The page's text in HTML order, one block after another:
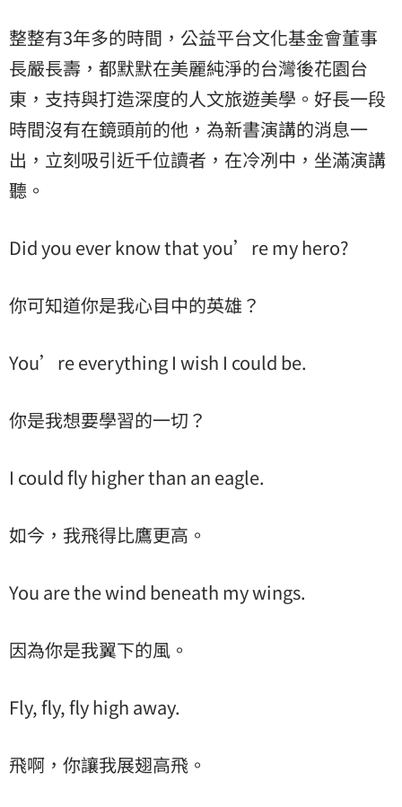
整整有3年多的時間，公益平台文化基金會董事
長嚴長壽，都默默在美麗純淨的台灣後花園台
東 ，支持與打造深度的人文旅遊美學。好長一段
時間沒有在鏡頭前的他，為新書演講的消息一
出，立刻吸引近千位讀者，在冷冽中，坐滿演講
聽。
Did you ever know that you’re my hero?
你可知道你是我心目中的英雄？
You’re everything I wish I could be.
你是我想要學習的一切？
I could fly higher than an eagle.
如今，我飛得比鷹更高。
You are the wind beneath my wings.
因為你是我翼下的風。
Fly, fly, fly high away.
飛啊，你讓我展翅高飛。